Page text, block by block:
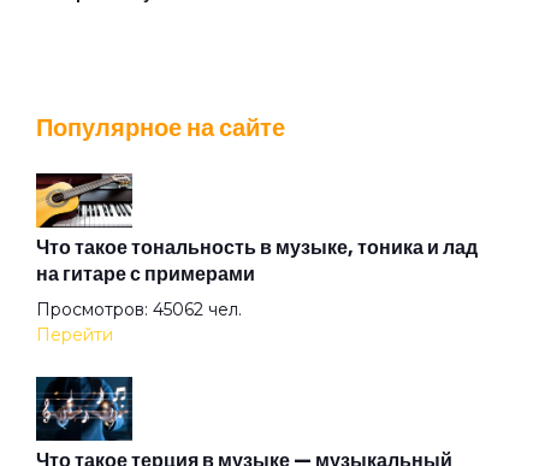
Вот же это слово
Вот и тень моя...
Вот и я не иду до конца
Популярное на сайте
Что такое тональность в музыке, тоника и лад
на гитаре с примерами
Просмотров: 45062 чел.
Перейти